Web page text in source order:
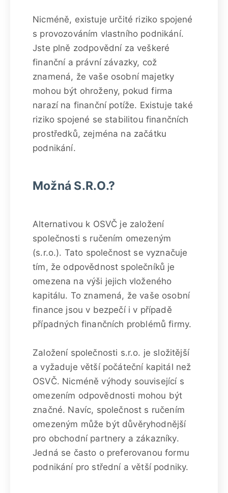
Nicméně, existuje určité riziko spojené
s provozováním vlastního podnikání.
Jste plně zodpovědní za veškeré
finanční a právní závazky, což
znamená, že vaše osobní majetky
mohou být ohroženy, pokud firma
narazí na finanční potíže. Existuje také
riziko spojené se stabilitou finančních
prostředků, zejména na začátku
podnikání.
Možná S.R.O.?
Alternativou k OSVČ je založení
společnosti s ručením omezeným
(s.r.o.). Tato společnost se vyznačuje
tím, že odpovědnost společníků je
omezena na výši jejich vloženého
kapitálu. To znamená, že vaše osobní
finance jsou v bezpečí i v případě
případných finančních problémů firmy.
Založení společnosti s.r.o. je složitější
a vyžaduje větší počáteční kapitál než
OSVČ. Nicméně výhody související s
omezením odpovědnosti mohou být
značné. Navíc, společnost s ručením
omezeným může být důvěryhodnější
pro obchodní partnery a zákazníky.
Jedná se často o preferovanou formu
podnikání pro střední a větší podniky.